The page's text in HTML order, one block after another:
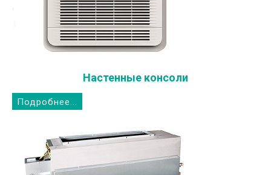
Настенные консоли
Подробнее...